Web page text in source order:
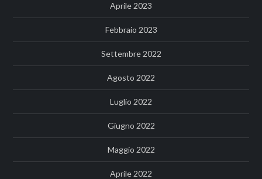
Aprile 2023
Febbraio 2023
Settembre 2022
Agosto 2022
Luglio 2022
Giugno 2022
Maggio 2022
Aprile 2022